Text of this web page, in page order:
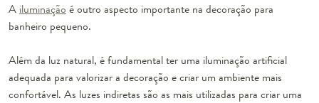
A iluminação é outro aspecto importante na decoração para
banheiro pequeno.
Além da luz natural, é fundamental ter uma iluminação artificial
adequada para valorizar a decoração e criar um ambiente mais
confortável. As luzes indiretas são as mais utilizadas para criar uma